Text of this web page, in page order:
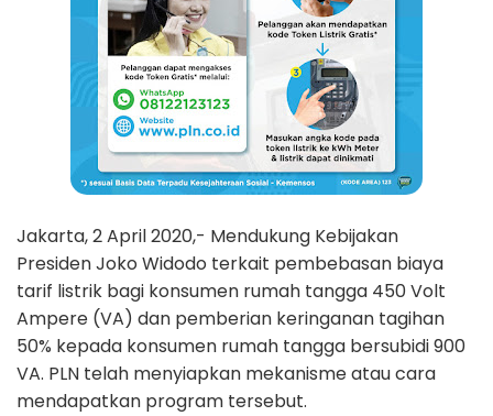
Jakarta, 2 April 2020,- Mendukung Kebijakan
Presiden Joko Widodo terkait pembebasan biaya
tarif listrik bagi konsumen rumah tangga 450 Volt
Ampere (VA) dan pemberian keringanan tagihan
50% kepada konsumen rumah tangga bersubidi 900
VA. PLN telah menyiapkan mekanisme atau cara
mendapatkan program tersebut.